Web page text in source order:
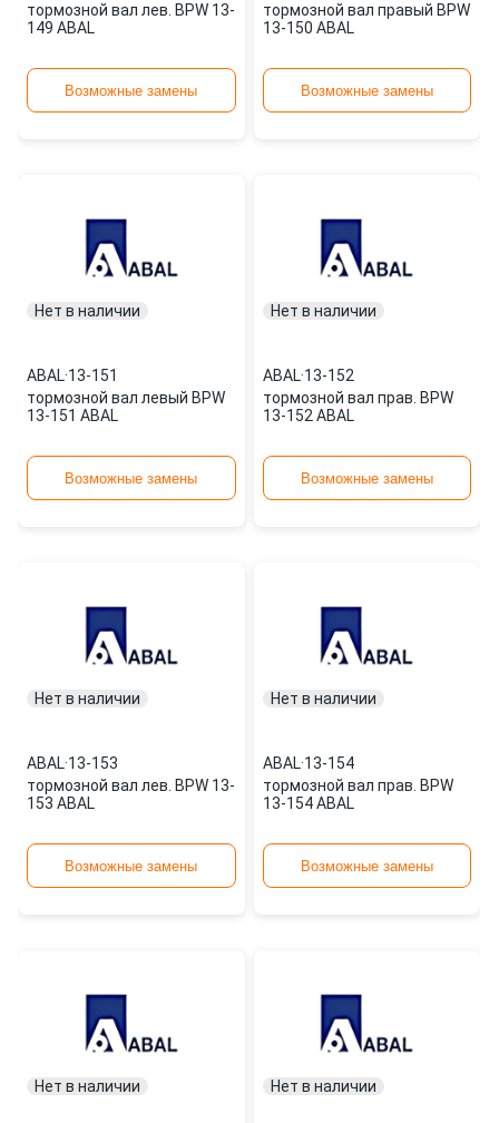
тормозной вал лев. BPW 13-
149 ABAL
Возможные замены
тормозной вал правый BPW
13-150 ABAL
Возможные замены
Нет в наличии
ABAL·13-151
тормозной вал левый BPW
13-151 ABAL
Возможные замены
Нет в наличии
ABAL·13-152
тормозной вал прав. BPW
13-152 ABAL
Возможные замены
Нет в наличии
ABAL·13-153
тормозной вал лев. BPW 13-
153 ABAL
Возможные замены
Нет в наличии
ABAL·13-154
тормозной вал прав. BPW
13-154 ABAL
Возможные замены
Нет в наличии Нет в наличии